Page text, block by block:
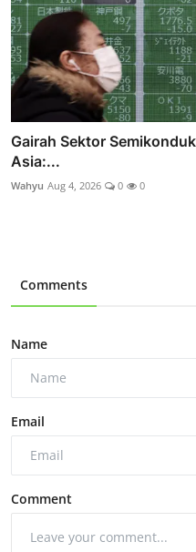
Gairah Sektor
Asia:...
Wahyu Aug 4, 2026 0 0
Comments
Name
Email
Comment